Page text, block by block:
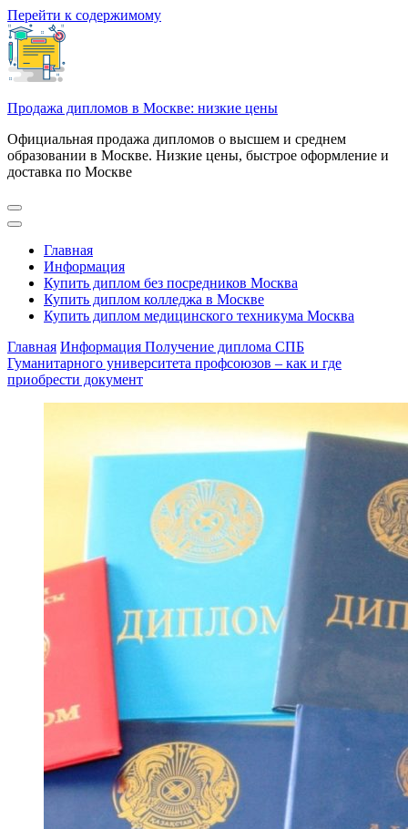
Перейти к содержимому
Продажа дипломов в Москве: низкие цены
Официальная продажа дипломов о высшем и среднем
образовании в Москве. Низкие цены, быстрое оформление и
доставка по Москве
Главная
Информация
Купить диплом без посредников Москва
Купить диплом колледжа в Москве
Купить диплом медицинского техникума Москва
Главная Информация Получение диплома СПБ
Гуманитарного университета профсоюзов – как и где
приобрести документ